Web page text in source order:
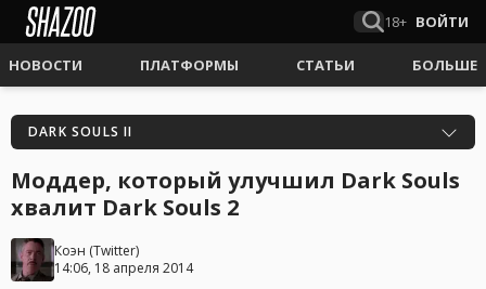
18+ ВОЙТИ
НОВОСТИ ПЛАТФОРМЫ СТАТЬИ БОЛЬШЕ
DARK SOULS II
Моддер, который улучшил Dark Souls
хвалит Dark Souls 2
Коэн (Twitter)
14:06, 18 апреля 2014